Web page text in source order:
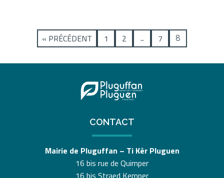
« PRÉCÉDENT 1 2 … 7 8
CONTACT
Mairie de Pluguffan – Ti Kêr Pluguen
16 bis rue de Quimper
16 bis Straed Kemper